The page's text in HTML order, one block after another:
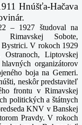
Hnúšťa-Hačava
– 1927 študoval na
Sobote,
V rokoch 1929
Liptovskej
organizátorov
boja na Gemeri.
neskôr predstaviteľ
frontu v Rimavskej
politických a štátnych
KNV v Banskej
Pravdy. V rokoch